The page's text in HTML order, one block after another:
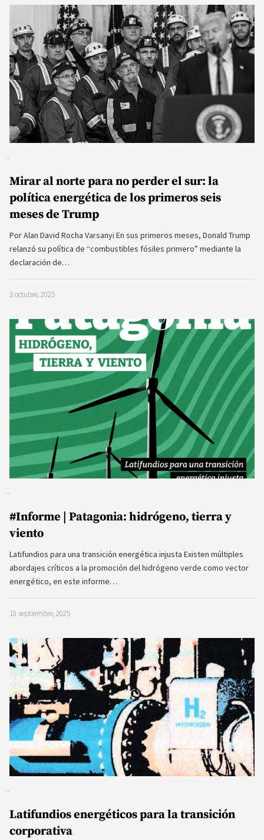
Mirar al norte para no perder el sur: la
política energética de los primeros seis
meses de Trump
Por Alan David Rocha Varsanyi En sus primeros meses, Donald Trump
relanzó su política de “combustibles fósiles primero” mediante la
declaración de…
3 octubre, 2025
#Informe | Patagonia: hidrógeno, tierra y
viento
Latifundios para una transición energética injusta Existen múltiples
abordajes críticos a la promoción del hidrógeno verde como vector
energético, en este informe…
10 septiembre, 2025
Latifundios energéticos para la transición
corporativa